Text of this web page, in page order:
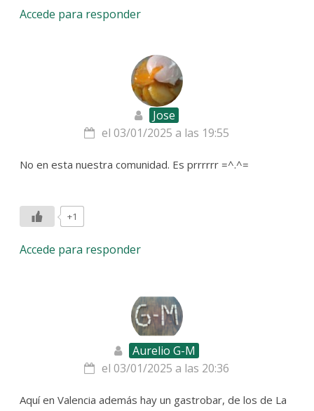
Accede para responder
Jose
el 03/01/2025 a las 19:55
No en esta nuestra comunidad. Es prrrrrr =^.^=
+1
Accede para responder
Aurelio G-M
el 03/01/2025 a las 20:36
Aquí en Valencia además hay un gastrobar, de los de La